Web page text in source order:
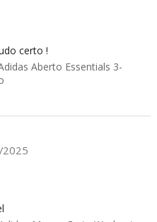
certo !
Aberto Essentials 3-